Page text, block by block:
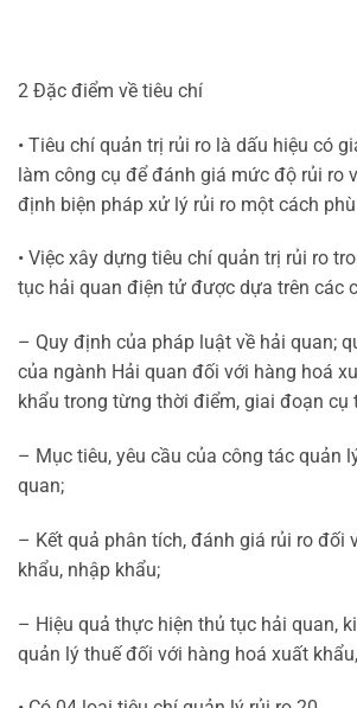
2 Đặc điểm về tiêu chí
• Tiêu chí quản trị rủi ro là dấu hiệu có
làm công cụ để đánh giá mức độ rủi ro
định biện pháp xử lý rủi ro một cách
• Việc xây dựng tiêu chí quản trị rủi ro
tục hải quan điện tử được dựa trên các
– Quy định của pháp luật về hải quan;
của ngành Hải quan đối với hàng hoá
khẩu trong từng thời điểm, giai đoạn cụ
– Mục tiêu, yêu cầu của công tác quản
quan;
– Kết quả phân tích, đánh giá rủi ro đối
khẩu, nhập khẩu;
– Hiệu quả thực hiện thủ tục hải quan,
quản lý thuế đối với hàng hoá xuất